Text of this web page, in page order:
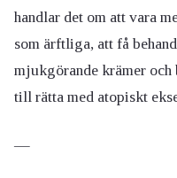
handlar det om att vara
som ärftliga, att få
mjukgörande krämer
till rätta med atopiskt
—